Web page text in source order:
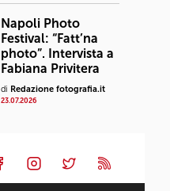
Napoli Photo
Festival: “Fatt’na
photo”. Intervista a
Fabiana Privitera
di Redazione fotografia.it
23.07.2026